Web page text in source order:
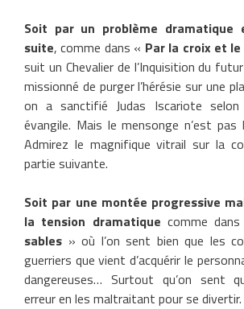
Soit par un problème dramatique
suite, comme dans « Par la croix et
suit un Chevalier de l’Inquisition du
missionné de purger l’hérésie sur une
on a sanctifié Judas Iscariote
évangile. Mais le mensonge n’est
Admirez le magnifique vitrail sur la
partie suivante.
Soit par une montée progressive
la tension dramatique comme
sables » où l’on sent bien que les
guerriers que vient d’acquérir le
dangereuses… Surtout qu’on sent
erreur en les maltraitant pour se divertir.